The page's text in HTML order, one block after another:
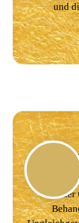
und
Boshi (Dr.
der